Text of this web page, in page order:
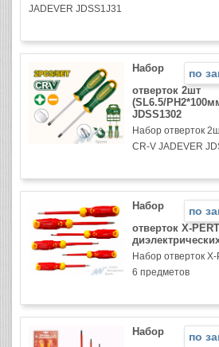
JADEVER JDSS1J31
по
Набор
отверток 2шт
(SL6.5/
JDSS1302
Набор отверток
CR-V JADEVER
по
Набор
отверток X-PERT
Набор отверток
6 предметов
по
Набор